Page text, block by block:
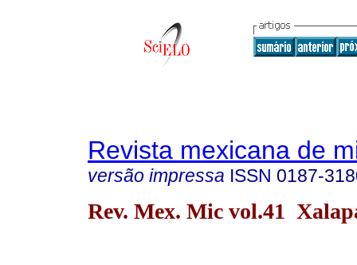
Revista mexicana de
versão impressa ISSN 0187-
Rev. Mex. Mic vol.41